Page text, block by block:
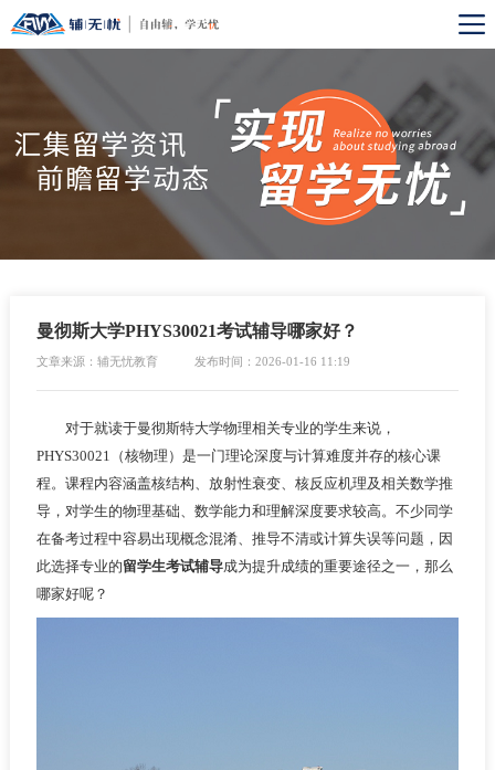
曼彻斯大学PHYS30021考试辅导哪家好？
文章来源：辅无忧教育 发布时间：2026-01-16 11:19
对于就读于曼彻斯特大学物理相关专业的学生来说，
PHYS30021（核物理）是一门理论深度与计算难度并存的核心课
程。课程内容涵盖核结构、放射性衰变、核反应机理及相关数学推
导，对学生的物理基础、数学能力和理解深度要求较高。不少同学
在备考过程中容易出现概念混淆、推导不清或计算失误等问题，因
此选择专业的留学生考试辅导成为提升成绩的重要途径之一，那么
哪家好呢？